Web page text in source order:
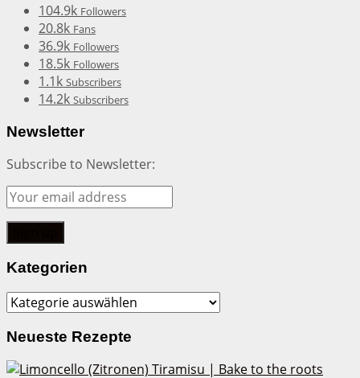
104.9k Followers
20.8k Fans
36.9k Followers
18.5k Followers
1.1k Subscribers
14.2k Subscribers
Newsletter
Subscribe to Newsletter:
Kategorien
Kategorien
Neueste Rezepte